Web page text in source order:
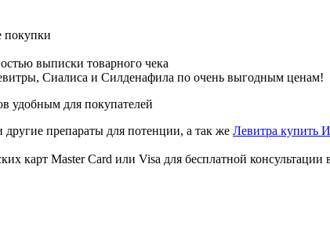
покупки
выписки товарного чека
Сиалиса и Силденафила по очень выгодным ценам!
удобным для покупателей
другие препараты для потенции, а так же Левитра купить
карт Master Card или Visa для бесплатной